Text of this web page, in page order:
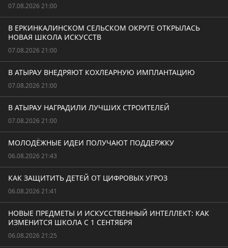
07.08.2026 21:00
В ЕРКИНКАЛИНСКОМ СЕЛЬСКОМ ОКРУГЕ ОТКРЫЛАСЬ
НОВАЯ ШКОЛА ИСКУССТВ
07.08.2026 21:00
В АТЫРАУ ВНЕДРЯЮТ КОХЛЕАРНУЮ ИМПЛАНТАЦИЮ
07.08.2026 21:00
В АТЫРАУ НАГРАДИЛИ ЛУЧШИХ СТРОИТЕЛЕЙ
07.08.2026 21:00
МОЛОДЁЖНЫЕ ИДЕИ ПОЛУЧАЮТ ПОДДЕРЖКУ
06.08.2026 21:43
КАК ЗАЩИТИТЬ ДЕТЕЙ ОТ ЦИФРОВЫХ УГРОЗ
06.08.2026 21:41
НОВЫЕ ПРЕДМЕТЫ И ИСКУССТВЕННЫЙ ИНТЕЛЛЕКТ: КАК
ИЗМЕНИТСЯ ШКОЛА С 1 СЕНТЯБРЯ
06.08.2026 21:25